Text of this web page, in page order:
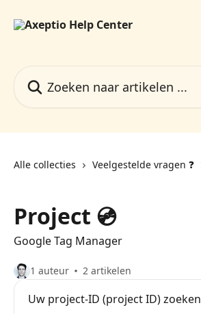
Alle collecties Veelgestelde vragen ❓️
Project 💿️
Google Tag Manager
1 auteur 2 artikelen
Uw project-ID (project ID) zoeken